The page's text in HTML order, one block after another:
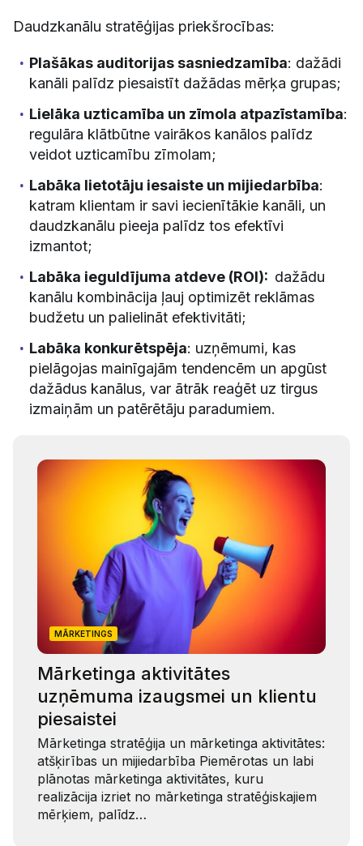
Daudzkanālu stratēģijas priekšrocības:
Plašākas auditorijas sasniedzamība: dažādi
kanāli palīdz piesaistīt dažādas mērķa grupas;
Lielāka uzticamība un zīmola atpazīstamība:
regulāra klātbūtne vairākos kanālos palīdz
veidot uzticamību zīmolam;
Labāka lietotāju iesaiste un mijiedarbība:
katram klientam ir savi iecienītākie kanāli, un
daudzkanālu pieeja palīdz tos efektīvi
izmantot;
Labāka ieguldījuma atdeve (ROI): dažādu
kanālu kombinācija ļauj optimizēt reklāmas
budžetu un palielināt efektivitāti;
Labāka konkurētspēja: uzņēmumi, kas
pielāgojas mainīgajām tendencēm un apgūst
dažādus kanālus, var ātrāk reaģēt uz tirgus
izmaiņām un patērētāju paradumiem.
MĀRKETINGS
Mārketinga aktivitātes
uzņēmuma izaugsmei un klientu
piesaistei
Mārketinga stratēģija un mārketinga aktivitātes:
atšķirības un mijiedarbība Piemērotas un labi
plānotas mārketinga aktivitātes, kuru
realizācija izriet no mārketinga stratēģiskajiem
mērķiem, palīdz…